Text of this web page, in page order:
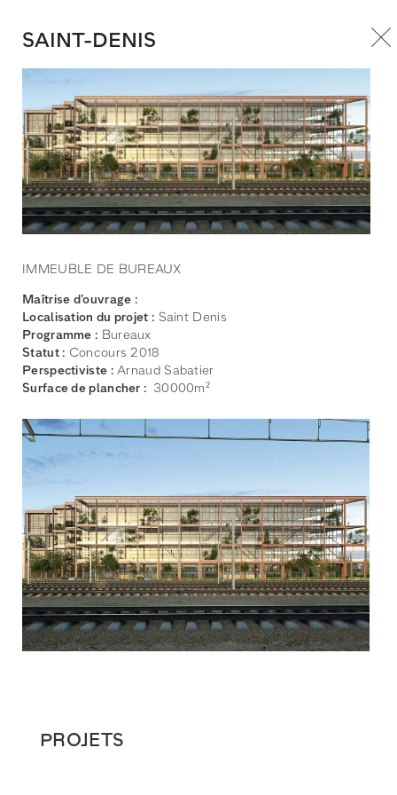
SAINT-DENIS
IMMEUBLE DE BUREAUX
Maîtrise d’ouvrage :
Localisation du projet : Saint Denis
Programme : Bureaux
Statut : Concours 2018
Perspectiviste :Arnaud Sabatier
Surface de plancher : 30000m²
PROJETS